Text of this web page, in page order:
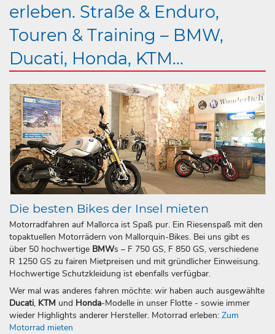
erleben. Straße & Enduro,
Touren & Training – BMW,
Ducati, Honda, KTM...
Die besten Bikes der Insel mieten
Motorradfahren auf Mallorca ist Spaß pur. Ein Riesenspaß mit den
topaktuellen Motorrädern von Mallorquin-Bikes. Bei uns gibt es
über 50 hochwertige BMWs – F 750 GS, F 850 GS, verschiedene
R 1250 GS zu fairen Mietpreisen und mit gründlicher Einweisung.
Hochwertige Schutzkleidung ist ebenfalls verfügbar.
Wer mal was anderes fahren möchte: wir haben auch ausgewählte
Ducati, KTM und Honda-Modelle in unser Flotte - sowie immer
wieder Highlights anderer Hersteller. Motorrad erleben: Zum
Motorrad mieten